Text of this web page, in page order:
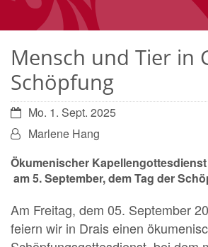
Mensch und Tier in
Schöpfung
Datum:Mo. 1. Sept. 2025
Von:Marlene Hang
Ökumenischer
am 5. September, dem Tag der
Am Freitag, dem 05. September
feiern wir in Drais einen